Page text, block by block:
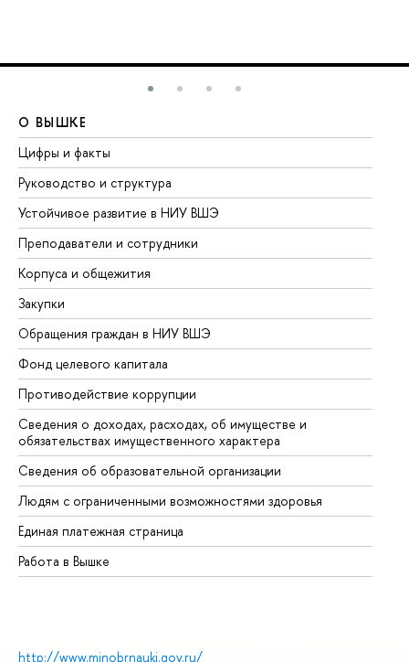
О ВЫШКЕ
Цифры и факты
Руководство и структура
Устойчивое развитие в НИУ ВШЭ
Преподаватели и сотрудники
Корпуса и общежития
Закупки
Обращения граждан в НИУ ВШЭ
Фонд целевого капитала
Противодействие коррупции
Сведения о доходах, расходах, об имуществе и
обязательствах имущественного характера
Сведения об образовательной организации
Людям с ограниченными возможностями здоровья
Единая платежная страница
Работа в Вышке
http://www.minobrnauki.gov.ru/